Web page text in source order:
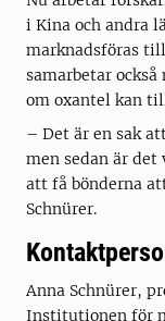
i Kina och andra
marknadsföras
samarbetar
om oxantel kan
– Det är en sak
men sedan är
att få bönderna
Schnürer.
Anna Schnürer,
Institutionen för